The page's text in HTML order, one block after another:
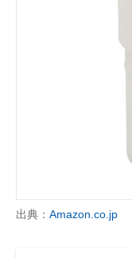
出典： Amazon.co.jp